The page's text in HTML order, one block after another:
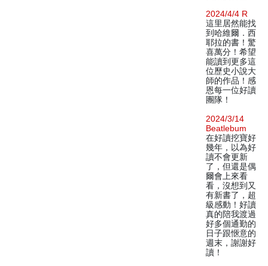
2024/4/4 R
這里居然能找
到哈維爾．西
耶拉的書！驚
喜萬分！希望
能讀到更多這
位歷史小說大
師的作品！感
恩每一位好讀
團隊！
2024/3/14
Beatlebum
在好讀挖寶好
幾年，以為好
讀不會更新
了，但還是偶
爾會上來看
看，沒想到又
有新書了，超
級感動！好讀
真的陪我渡過
好多個通勤的
日子跟愜意的
週末，謝謝好
讀！